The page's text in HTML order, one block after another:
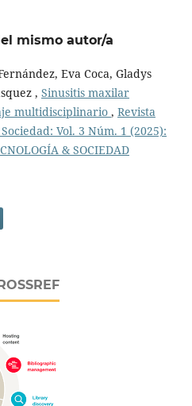
mismo autor/a
Eva Coca, Gladys
, Sinusitis maxilar
multidisciplinario , Revista
Vol. 3 Núm. 1 (2025):
& SOCIEDAD